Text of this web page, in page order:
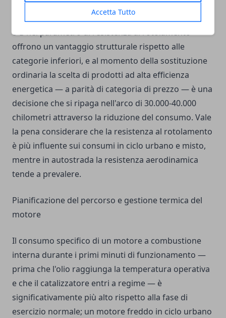
Accetta Tutto
Gli pneumatici classificati con etichetta energetica A
o B nel parametro di resistenza al rotolamento
offrono un vantaggio strutturale rispetto alle
categorie inferiori, e al momento della sostituzione
ordinaria la scelta di prodotti ad alta efficienza
energetica — a parità di categoria di prezzo — è una
decisione che si ripaga nell'arco di 30.000-40.000
chilometri attraverso la riduzione del consumo. Vale
la pena considerare che la resistenza al rotolamento
è più influente sui consumi in ciclo urbano e misto,
mentre in autostrada la resistenza aerodinamica
tende a prevalere.
Pianificazione del percorso e gestione termica del
motore
Il consumo specifico di un motore a combustione
interna durante i primi minuti di funzionamento —
prima che l'olio raggiunga la temperatura operativa
e che il catalizzatore entri a regime — è
significativamente più alto rispetto alla fase di
esercizio normale; un motore freddo in ciclo urbano